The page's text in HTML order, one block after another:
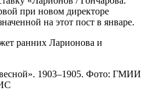
при новом директоре
на этот пост в январе.
1903–1905. Фото: ГМИИ